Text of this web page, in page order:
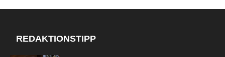
REDAKTIONSTIPP